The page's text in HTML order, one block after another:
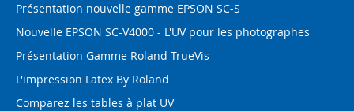
Présentation nouvelle gamme EPSON SC-S
Nouvelle EPSON SC-V4000 - L'UV pour les photographes
Présentation Gamme Roland TrueVis
L'impression Latex By Roland
Comparez les tables à plat UV